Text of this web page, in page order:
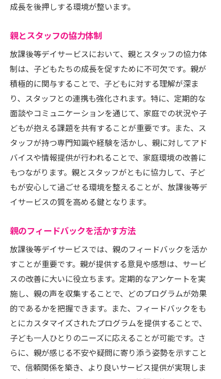
成長を後押しする環境が整います。
親とスタッフの協力体制
放課後等デイサービスにおいて、親とスタッフの協力体
制は、子どもたちの成長を促すために不可欠です。親が
積極的に関与することで、子どもに対する理解が深ま
り、スタッフとの連携も強化されます。特に、定期的な
面談やコミュニケーションを通じて、家庭での状況や子
どもが抱える課題を共有することが重要です。また、ス
タッフが持つ専門知識や経験を活かし、親に対してアド
バイスや情報提供が行われることで、家庭環境の改善に
もつながります。親とスタッフがともに協力して、子ど
もが安心して過ごせる環境を整えることが、放課後等デ
イサービスの質を高める鍵となります。
親のフィードバックを活かす方法
放課後等デイサービスでは、親のフィードバックを活か
すことが重要です。親が提供する意見や感想は、サービ
スの改善に大いに役立ちます。定期的なアンケートを実
施し、親の声を収集することで、どのプログラムが効果
的であるかを把握できます。また、フィードバックをも
とにカスタマイズされたプログラムを提供することで、
子ども一人ひとりのニーズに応えることが可能です。さ
らに、親が感じる不安や疑問に寄り添う姿勢を示すこと
で、信頼関係を築き、より良いサービス提供が実現しま